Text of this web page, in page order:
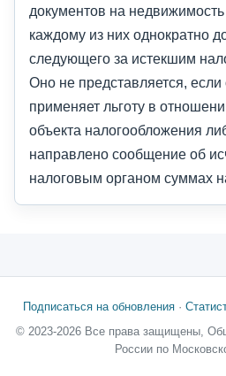
документов на
каждому из них однократно
следующего за истекшим
Оно не представляется, если
применяет льготу в
объекта налогообложения
направлено сообщение об
налоговым органом суммах
Подписаться на обновления·
© 2023-2026 Все права защищены,
России по